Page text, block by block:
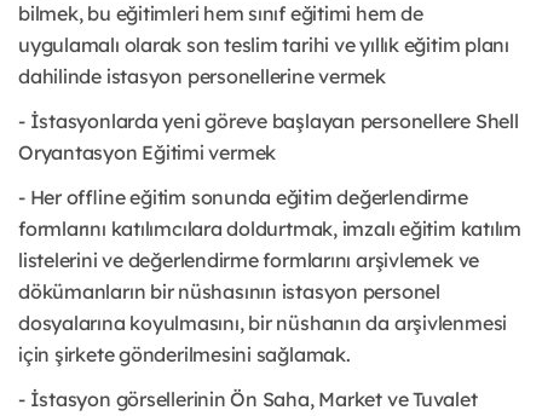
bilmek, bu eğitimleri hem sınıf eğitimi hem de
uygulamalı olarak son teslim tarihi ve yıllık eğitim planı
dahilinde istasyon personellerine vermek
- İstasyonlarda yeni göreve başlayan personellere Shell
Oryantasyon Eğitimi vermek
- Her offline eğitim sonunda eğitim değerlendirme
formlarını katılımcılara doldurtmak, imzalı eğitim katılım
listelerini ve değerlendirme formlarını arşivlemek ve
dökümanların bir nüshasının istasyon personel
dosyalarına koyulmasını, bir nüshanın da arşivlenmesi
için şirkete gönderilmesini sağlamak.
- İstasyon görsellerinin Ön Saha, Market ve Tuvalet